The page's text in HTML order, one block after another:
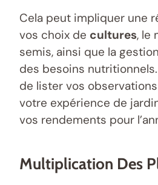
Cela peut impliquer une
vos choix de cultures, le
semis, ainsi que la
des besoins
de lister vos
votre expérience de
vos rendements pour
Multiplication Des